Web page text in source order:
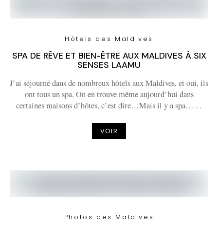
Hôtels des Maldives
SPA DE RÊVE ET BIEN-ÊTRE AUX MALDIVES À SIX
SENSES LAAMU
J’ai séjourné dans de nombreux hôtels aux Maldives, et oui, ils
ont tous un spa. On en trouve même aujourd’hui dans
certaines maisons d’hôtes, c’est dire…Mais il y a spa……
VOIR
Photos des Maldives